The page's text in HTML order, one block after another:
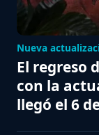
Nueva
El regreso
con la
llegó el 6